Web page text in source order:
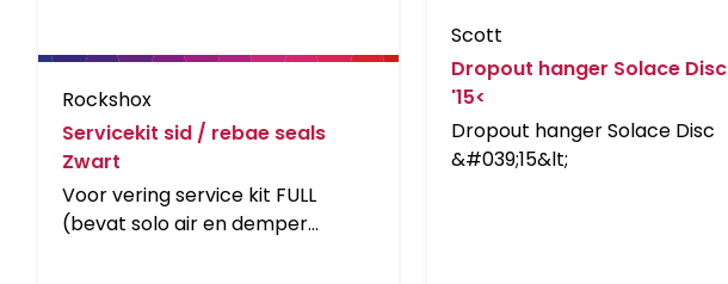
Rockshox
Servicekit sid / rebae seals
Zwart
Voor vering service kit FULL
(bevat solo air en demper
Scott
Dropout hanger Solace Disc
'15<
Dropout hanger Solace Disc
&#039;15&lt;